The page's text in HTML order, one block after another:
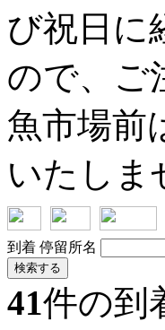
び祝日に
ので、ご
魚市場前
いたしま
到着 停留所名
検索する
41件の到